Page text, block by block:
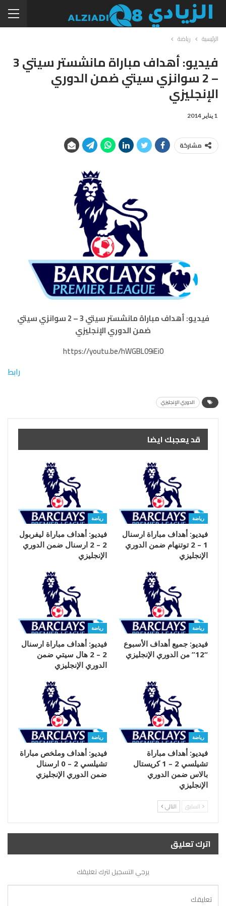
الرئيسية رياضة
فيديو: أهداف مباراة مانشستر سيتي 3
– 2 سوانزي سيتي ضمن الدوري
الإنجليزي
1 يناير 2014
مشاركة
فيديو: أهداف مباراة مانشستر سيتي 3 – 2 سوانزي سيتي
ضمن الدوري الإنجليزي
https://youtu.be/hWGBL09iEi0
رابط
الدوري الإنجليزي
قد يعجبك ايضا
رياضة
فيديو: أهداف مباراة ارسنال
1 – 2 توتنهام ضمن الدوري
الإنجليزي
رياضة
فيديو: أهداف مباراة ليفربول
2 – 2 ارسنال ضمن الدوري
الإنجليزي
رياضة
فيديو: جميع أهداف الأسبوع
“12” من الدوري الإنجليزي
رياضة
فيديو: أهداف مباراة ارسنال
2 – 2 هال سيتي ضمن
الدوري الإنجليزي
رياضة
فيديو: أهداف مباراة
تشيلسي 2 – 1 كريستال
بالاس ضمن الدوري
الإنجليزي
رياضة
فيديو: أهداف وملخص مباراة
تشيلسي 2 – 0 ارسنال
ضمن الدوري الإنجليزي
السابق التالي
اترك تعليق
يرجي التسجيل لترك تعليقك